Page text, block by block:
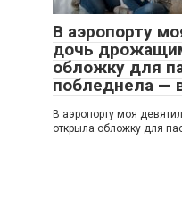
В аэропорту
дочь
обложку для
побледнела —
В аэропорту моя
открыла обложку для